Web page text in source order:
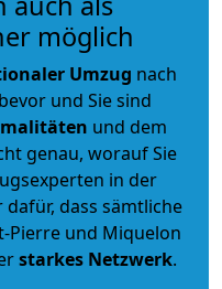
möglich
Umzug nach
und Sie sind
und dem
genau, worauf Sie
in der
dass sämtliche
Pierre und Miquelon
starkes Netzwerk.